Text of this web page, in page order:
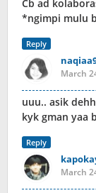
Cb ad
*ngimpi mulu
Reply
March
uuu.. asik
kyk gman yaa
Reply
March